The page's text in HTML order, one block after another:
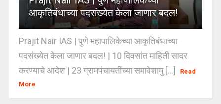
आकृतिबंधाच्या पदसंख्येत केला जाणार बदल!
Prajit Nair IAS | पुणे महापालिकेच्या आकृतिबंधाच्या
पदसंख्येत केला जाणार बदल! | 10 दिवसांत माहिती सादर
करण्याचे आदेश | 23 ग्रामपंचायतींच्या समावेशामु [...]
Read
More